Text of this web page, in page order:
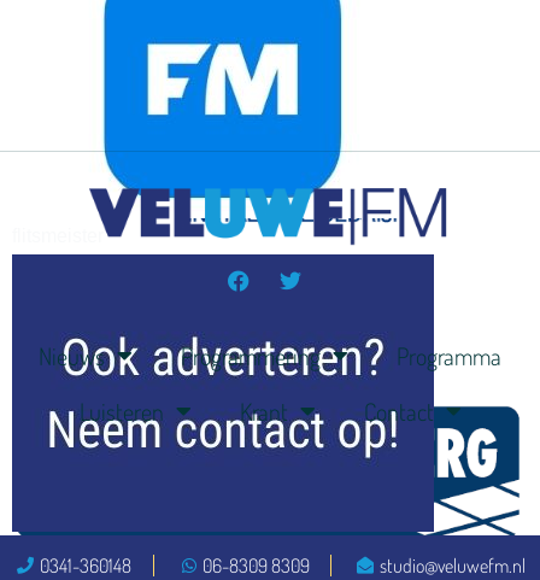
Nieuws Programmering
Programma
Luisteren
Krant Contact
0341-360148 06-8309 8309
studio@veluwefm.nl